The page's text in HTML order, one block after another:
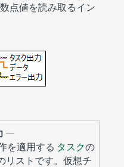
点値を読み取るイン
—
を適用する タスクの
リストです。仮想チ